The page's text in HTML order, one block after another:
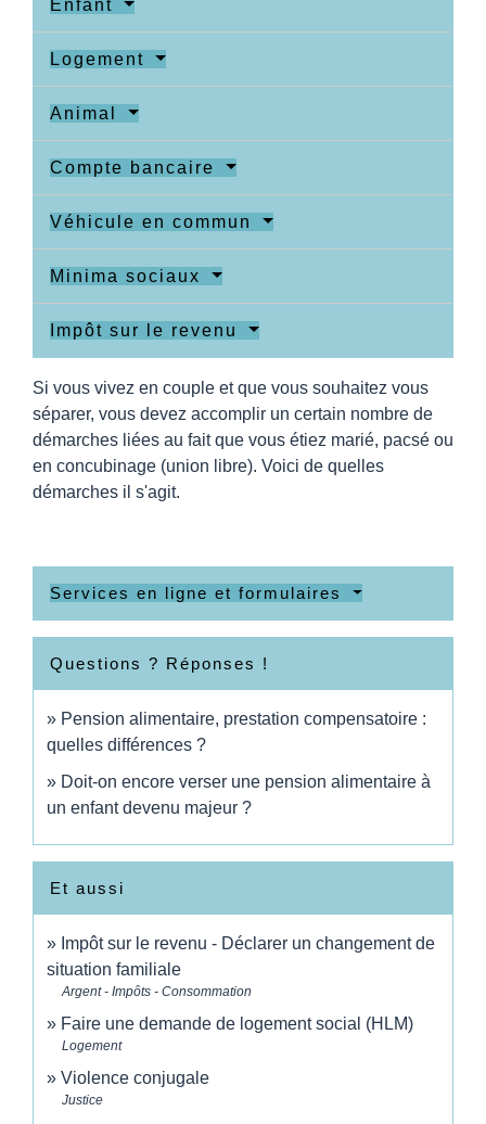
Enfant
Logement
Animal
Compte bancaire
Véhicule en commun
Minima sociaux
Impôt sur le revenu
Si vous vivez en couple et que vous souhaitez vous
séparer, vous devez accomplir un certain nombre de
démarches liées au fait que vous étiez marié, pacsé ou
en concubinage (union libre). Voici de quelles
démarches il s'agit.
Services en ligne et formulaires
Questions ? Réponses !
Pension alimentaire, prestation compensatoire :
quelles différences ?
Doit-on encore verser une pension alimentaire à
un enfant devenu majeur ?
Et aussi
Impôt sur le revenu - Déclarer un changement de
situation familiale
Argent - Impôts - Consommation
Faire une demande de logement social (HLM)
Logement
Violence conjugale
Justice